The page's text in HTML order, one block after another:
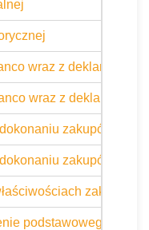
wraz z deklaracją
wraz z deklaracją
zakupów
zakupów
podstawowego